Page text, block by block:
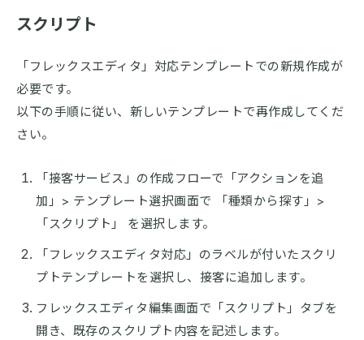
スクリプト
「フレックスエディタ」対応テンプレートでの新規作成が
必要です。
以下の手順に従い、新しいテンプレートで再作成してくだ
さい。
「接客サービス」の作成フローで「アクションを追
加」> テンプレート選択画面で 「種類から探す」>
「スクリプト」 を選択します。
「フレックスエディタ対応」のラベルが付いたスクリ
プトテンプレートを選択し、接客に追加します。
フレックスエディタ編集画面で「スクリプト」タブを
開き、既存のスクリプト内容を記述します。